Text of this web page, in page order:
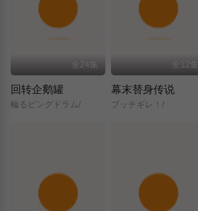
全24集
回转企鹅罐
輪るピングドラム/
全12集
幕末替身传说
ブッチギレ！/